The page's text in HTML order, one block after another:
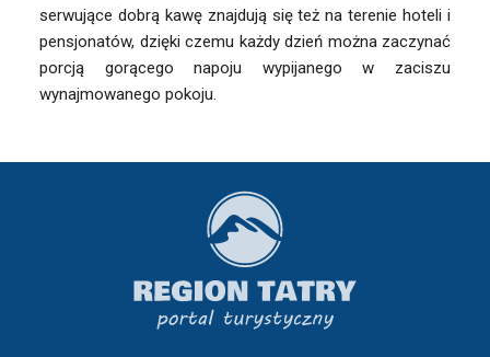
serwujące dobrą kawę znajdują się też na terenie hoteli i
pensjonatów, dzięki czemu każdy dzień można zaczynać
porcją gorącego napoju wypijanego w zaciszu
wynajmowanego pokoju.